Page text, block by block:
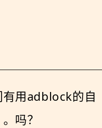
有用adblock的自
吗？